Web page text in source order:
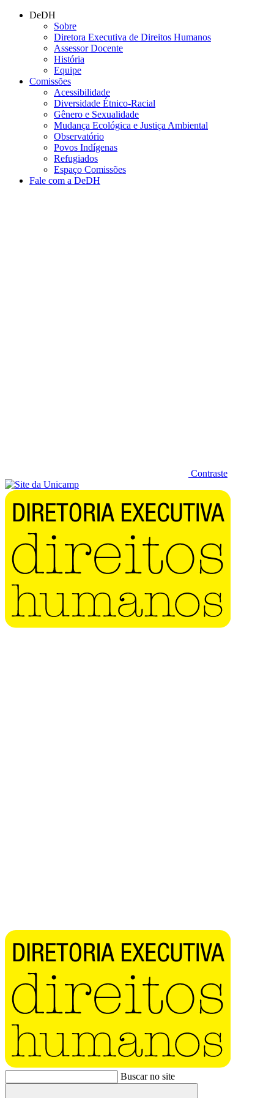
Conteúdo principal
DeDH
Sobre
Diretora Executiva de Direitos Humanos
Assessor Docente
História
Equipe
Comissões
Acessibilidade
Diversidade Étnico-Racial
Gênero e Sexualidade
Mudança Ecológica e Justiça Ambiental
Observatório
Povos Indígenas
Refugiados
Espaço Comissões
Fale com a DeDH
Contraste
Buscar no site